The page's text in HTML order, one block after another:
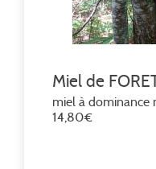
Miel de
miel à dominance
14,80€